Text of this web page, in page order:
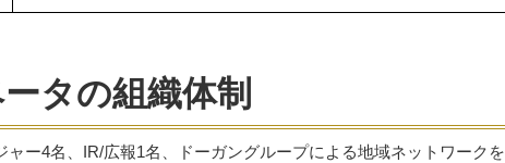
タの組織体制
ャー4名、IR/広報1名、ドーガングループによる地域ネットワークを